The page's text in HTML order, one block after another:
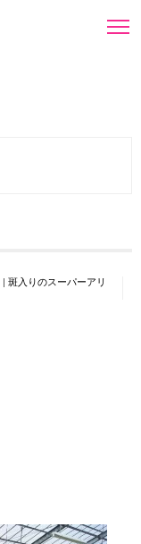
| 斑入りのスーパーアリ